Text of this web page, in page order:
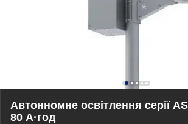
Aвтонномне освітлення серії
80 A·год